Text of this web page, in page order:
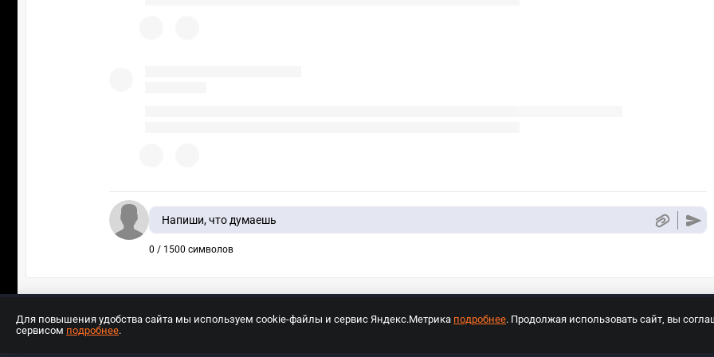
Напиши, что думаешь
0 / 1500 символов
Для повышения удобства сайта мы используем cookie-файлы и сервис Яндекс.Метрика подробнее. Продолжая использовать сайт, вы
сервисом подробнее.